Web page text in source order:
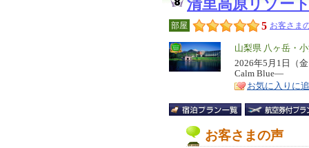
清里高原リゾー
部屋 5 お客さま
エ
リ
ア
山梨県 八ヶ岳・
特
徴
2026年5月1日（
Calm Blue―
お気に入りに
お客さまの声